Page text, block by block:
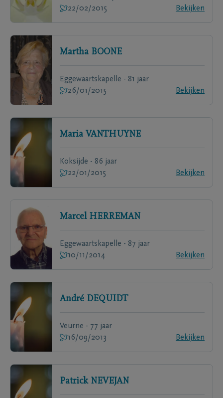
22/02/2015
Bekijken
Martha BOONE
Eggewaartskapelle - 81 jaar
26/01/2015
Bekijken
Maria VANTHUYNE
Koksijde - 86 jaar
22/01/2015
Bekijken
Marcel HERREMAN
Eggewaartskapelle - 87 jaar
10/11/2014
Bekijken
André DEQUIDT
Veurne - 77 jaar
16/09/2013
Bekijken
Patrick NEVEJAN